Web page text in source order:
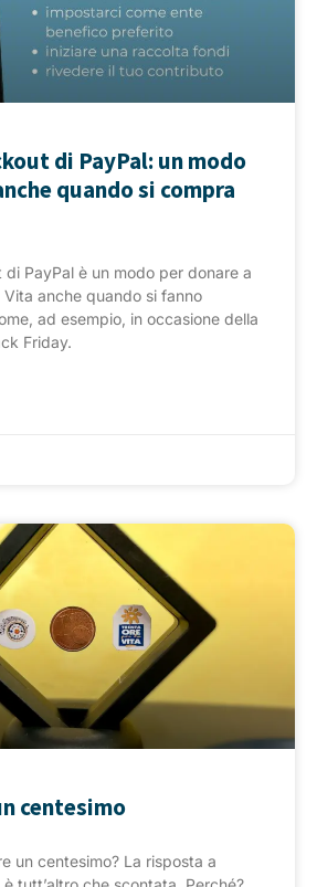
di PayPal: un modo
quando si compra
di PayPal è un modo per donare a
anche quando si fanno
ad esempio, in occasione della
Friday.
centesimo
un centesimo? La risposta a